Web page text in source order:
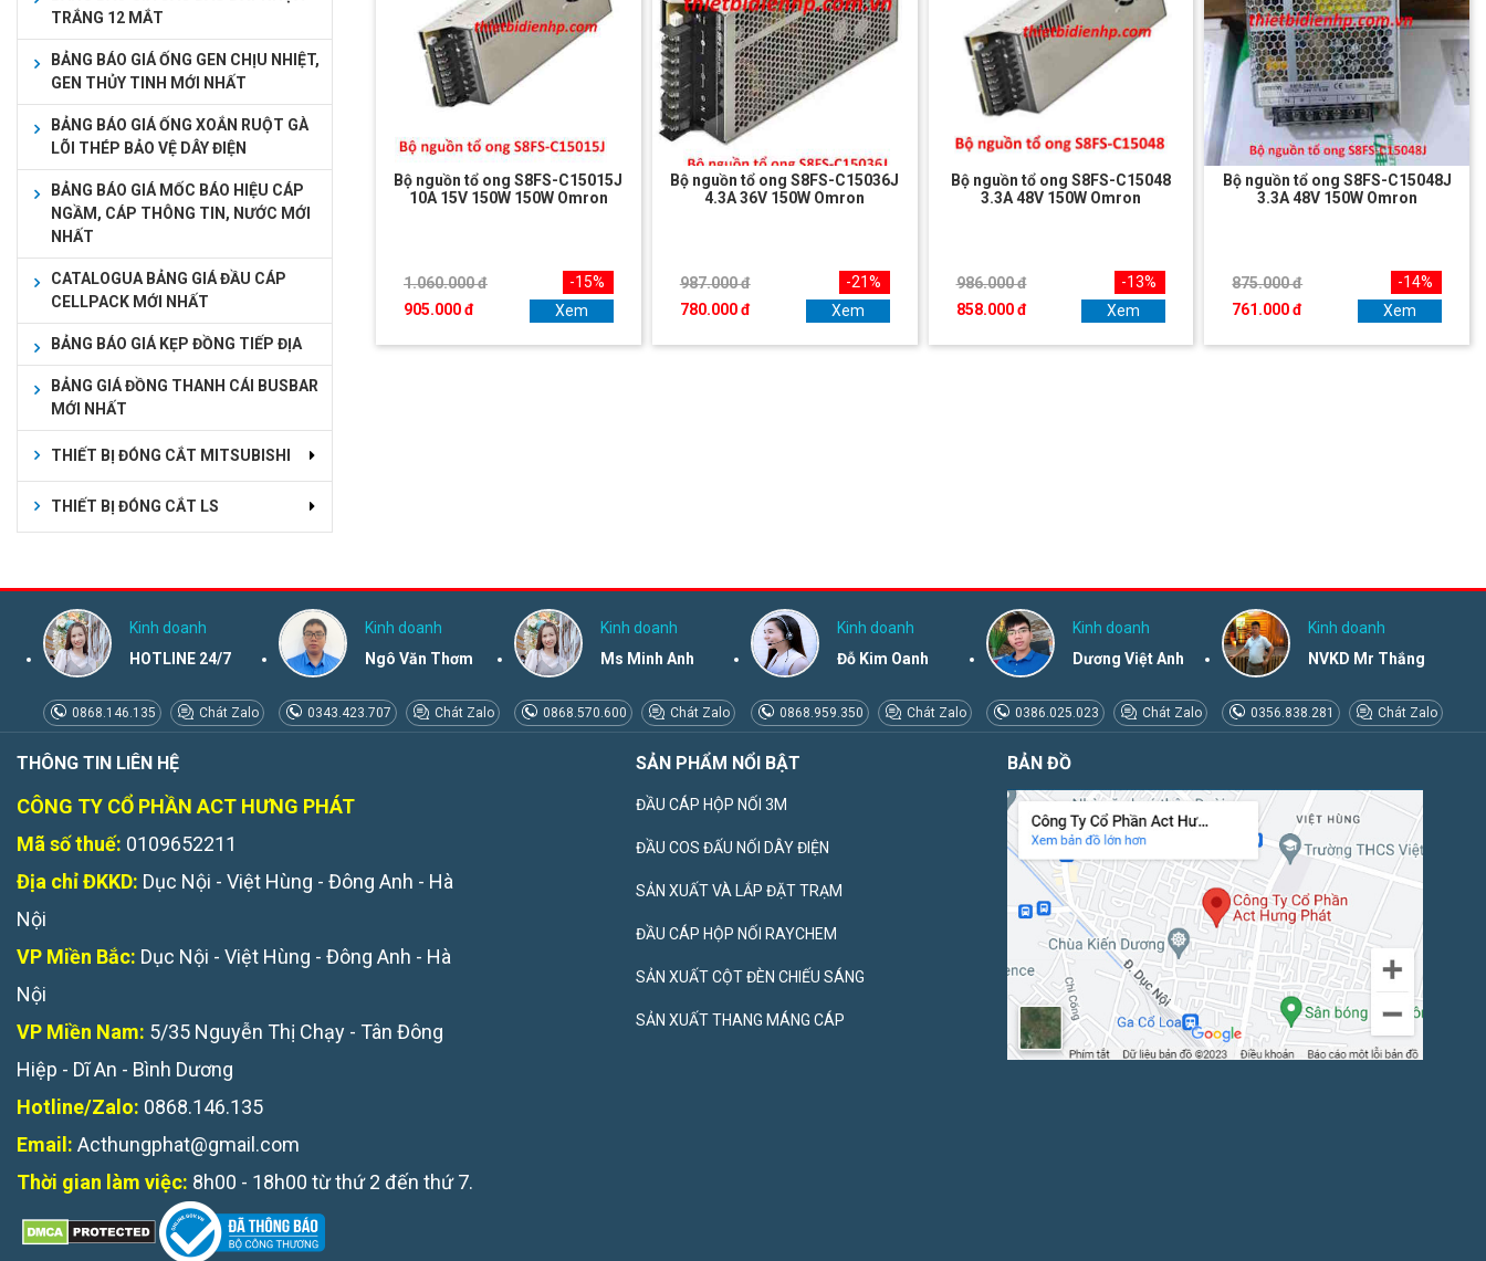
TRẮNG 12 MẮT
BẢNG BÁO GIÁ ỐNG GEN CHỊU NHIỆT,
GEN THỦY TINH MỚI NHẤT
BẢNG BÁO GIÁ ỐNG XOẮN RUỘT GÀ
LÕI THÉP BẢO VỆ DÂY ĐIỆN
BẢNG BÁO GIÁ MỐC BÁO HIỆU CÁP
NGẦM, CÁP THÔNG TIN, NƯỚC MỚI
NHẤT
CATALOGUA BẢNG GIÁ ĐẦU CÁP
CELLPACK MỚI NHẤT
BẢNG BÁO GIÁ KẸP ĐỒNG TIẾP ĐỊA
BẢNG GIÁ ĐỒNG THANH CÁI BUSBAR
MỚI NHẤT
THIẾT BỊ ĐÓNG CẮT MITSUBISHI
THIẾT BỊ ĐÓNG CẮT LS
Bộ nguồn tổ ong S8FS-C15015J
10A 15V 150W 150W Omron
1.060.000 đ
905.000 đ
-15%
Xem
Bộ nguồn tổ ong S8FS-C15036J
4.3A 36V 150W Omron
987.000 đ
780.000 đ
-21%
Xem
Bộ nguồn tổ ong S8FS-C15048
3.3A 48V 150W Omron
986.000 đ
858.000 đ
-13%
Xem
Bộ nguồn tổ ong S8FS-C15048J
3.3A 48V 150W Omron
875.000 đ
761.000 đ
-14%
Xem
Kinh doanh
HOTLINE 24/7
0868.146.135 Chát Zalo
Kinh doanh
Ngô Văn Thơm
0343.423.707 Chát Zalo
Kinh doanh
Ms Minh Anh
0868.570.600 Chát Zalo
Kinh doanh
Đỗ Kim Oanh
0868.959.350 Chát Zalo
Kinh doanh
Dương Việt Anh
0386.025.023 Chát Zalo
Kinh doanh
NVKD Mr Thắng
0356.838.281 Chát Zalo
THÔNG TIN LIÊN HỆ
CÔNG TY CỔ PHẦN ACT HƯNG PHÁT
Mã số thuế: 0109652211
Địa chỉ ĐKKD: Dục Nội - Việt Hùng - Đông Anh - Hà
Nội
VP Miền Bắc: Dục Nội - Việt Hùng - Đông Anh - Hà
Nội
VP Miền Nam: 5/35 Nguyễn Thị Chạy - Tân Đông
Hiệp - Dĩ An - Bình Dương
Hotline/Zalo: 0868.146.135
Email: Acthungphat@gmail.com
Thời gian làm việc: 8h00 - 18h00 từ thứ 2 đến thứ 7.
SẢN PHẨM NỔI BẬT
ĐẦU CÁP HỘP NỐI 3M
ĐẦU COS ĐẤU NỐI DÂY ĐIỆN
SẢN XUẤT VÀ LẮP ĐẶT TRẠM
ĐẦU CÁP HỘP NỐI RAYCHEM
SẢN XUẤT CỘT ĐÈN CHIẾU SÁNG
SẢN XUẤT THANG MÁNG CÁP
BẢN ĐỒ